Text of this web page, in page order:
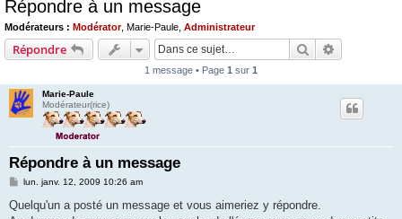
Répondre à un message
Modérateurs : Modérator, Marie-Paule Administrateur
Répondre Rechercher
1 message • Page 1 sur 1
Marie-Paule
Modérateur(rice)
Répondre à un message
M
s
lun. janv. 12, 2009 10:26 am
Quelqu'un a posté un message et vous aimeriez y répondre.